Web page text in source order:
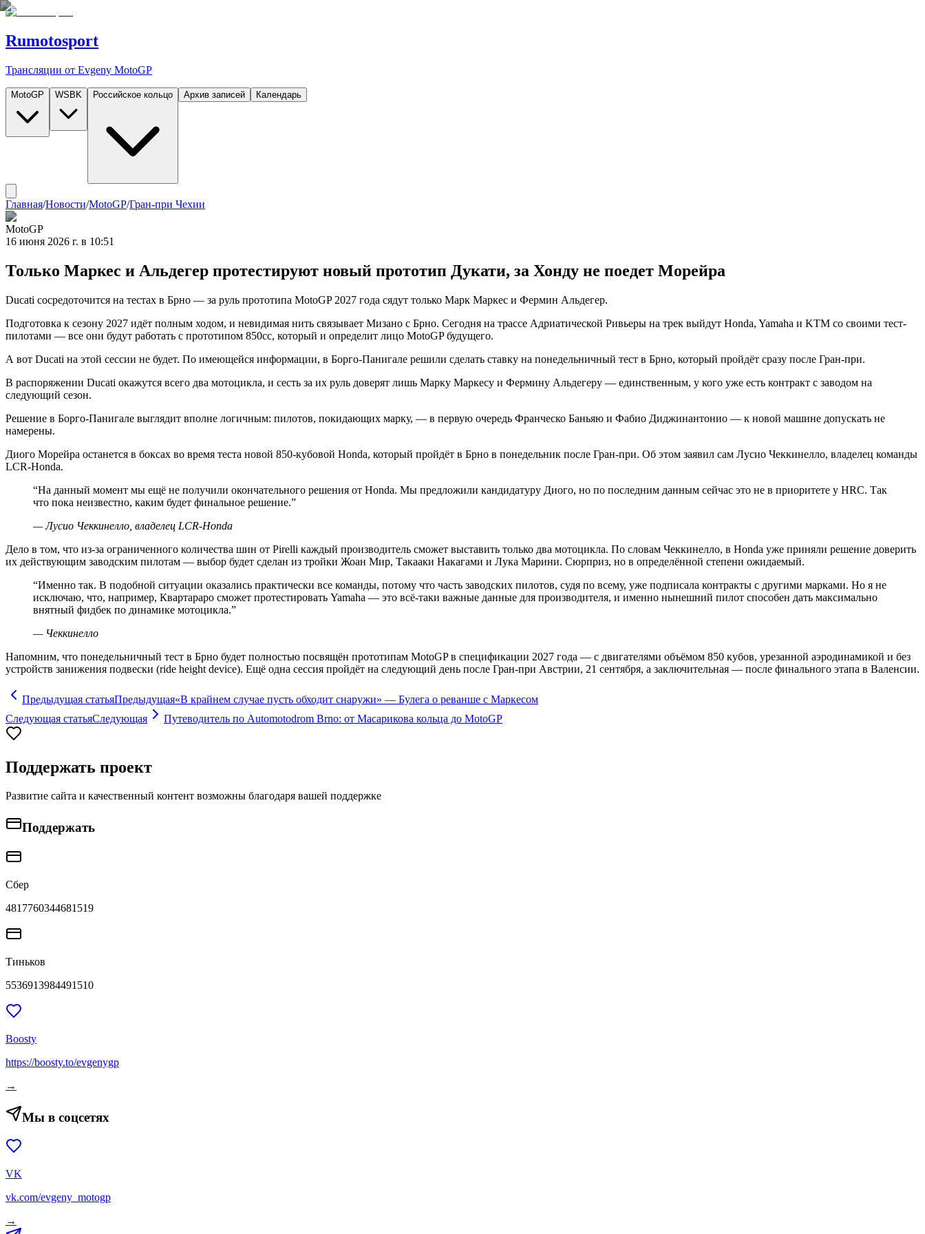
Rumotosport
Трансляции от Evgeny MotoGP
MotoGP WSBK Российское кольцо Архив записей Календарь
Главная/Новости/MotoGP/Гран-при Чехии
MotoGP
16 июня 2026 г. в 10:51
Только Маркес и Альдегер протестируют новый прототип Дукати, за Хонду не поедет Морейра
Ducati сосредоточится на тестах в Брно — за руль прототипа MotoGP 2027 года сядут только Марк Маркес и Фермин Альдегер.
Подготовка к сезону 2027 идёт полным ходом, и невидимая нить связывает Мизано с Брно. Сегодня на трассе Адриатической Ривьеры на трек выйдут Honda, Yamaha и KTM со своими тест-
пилотами — все они будут работать с прототипом 850сс, который и определит лицо MotoGP будущего.
А вот Ducati на этой сессии не будет. По имеющейся информации, в Борго-Панигале решили сделать ставку на понедельничный тест в Брно, который пройдёт сразу после Гран-при.
В распоряжении Ducati окажутся всего два мотоцикла, и сесть за их руль доверят лишь Марку Маркесу и Фермину Альдегеру — единственным, у кого уже есть контракт с заводом на
следующий сезон.
Решение в Борго-Панигале выглядит вполне логичным: пилотов, покидающих марку, — в первую очередь Франческо Баньяю и Фабио Диджинантонио — к новой машине допускать не
намерены.
Диого Морейра останется в боксах во время теста новой 850-кубовой Honda, который пройдёт в Брно в понедельник после Гран-при. Об этом заявил сам Лусио Чеккинелло, владелец команды
LCR-Honda.
“На данный момент мы ещё не получили окончательного решения от Honda. Мы предложили кандидатуру Диого, но по последним данным сейчас это не в приоритете у HRC. Так
что пока неизвестно, каким будет финальное решение.”
—Лусио Чеккинелло, владелец LCR-Honda
Дело в том, что из-за ограниченного количества шин от Pirelli каждый производитель сможет выставить только два мотоцикла. По словам Чеккинелло, в Honda уже приняли решение доверить
их действующим заводским пилотам — выбор будет сделан из тройки Жоан Мир, Такааки Накагами и Лука Марини. Сюрприз, но в определённой степени ожидаемый.
“Именно так. В подобной ситуации оказались практически все команды, потому что часть заводских пилотов, судя по всему, уже подписала контракты с другими марками. Но я не
исключаю, что, например, Квартараро сможет протестировать Yamaha — это всё-таки важные данные для производителя, и именно нынешний пилот способен дать максимально
внятный фидбек по динамике мотоцикла.”
— Чеккинелло
Напомним, что понедельничный тест в Брно будет полностью посвящён прототипам MotoGP в спецификации 2027 года — с двигателями объёмом 850 кубов, урезанной аэродинамикой и без
устройств занижения подвески (ride height device). Ещё одна сессия пройдёт на следующий день после Гран-при Австрии, 21 сентября, а заключительная — после финального этапа в Валенсии.
Предыдущая статьяПредыдущая«В крайнем случае пусть обходит снаружи» — Булега о реванше с Маркесом
Следующая статьяСледующая Путеводитель по Automotodrom Brno: от Масарикова кольца до MotoGP
Поддержать проект
Развитие сайта и качественный контент возможны благодаря вашей поддержке
Поддержать
Сбер
4817760344681519
Тиньков
5536913984491510
Boosty
https://boosty.to/evgenygp
→
Мы в соцсетях
VK
vk.com/evgeny_motogp
→